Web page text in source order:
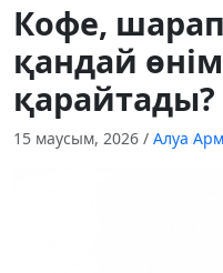
Кофе,
қандай
қарайтады?
15 маусым, 2026 / Алуа